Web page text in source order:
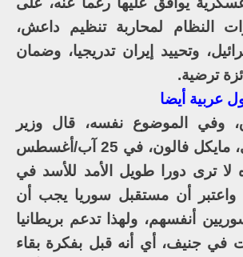
النظام لمحاربة تنظيم داعش،
وتحييد إيران تدريجيا، وضمان
ترضية.
عربية أيضا
وفي الموضوع نفسه، قال وزير
الدفاع البريطاني، مايكل فالون، في 25 آب/أغسطس
لا ترى دورا طويل الأمد للأسد في
واعتبر أن مستقبل سوريا يجب أن
أنفسهم، ولهذا تدعم بريطانيا
في جنيف، أي أنه قبل بفكرة بقاء